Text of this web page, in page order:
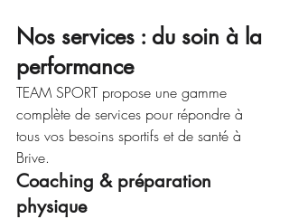
Nos services : du soin à la
performance
TEAM SPORT propose une gamme
complète de services pour répondre à
tous vos besoins sportifs et de santé à
Brive.
Coaching & préparation
physique